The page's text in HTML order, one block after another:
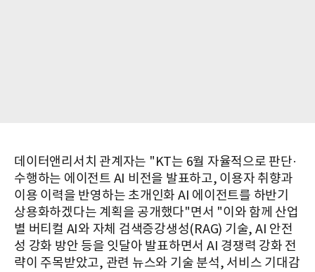
데이터앤리서치 관계자는 "KT는 6월 자율적으로 판단·
수행하는 에이전트 AI 비전을 발표하고, 이용자 취향과
이용 이력을 반영하는 초개인화 AI 에이전트를 하반기
상용화하겠다는 계획을 공개했다"면서 "이와 함께 산업
별 버티컬 AI와 자체 검색증강생성(RAG) 기술, AI 안전
성 강화 방안 등을 잇달아 발표하면서 AI 경쟁력 강화 전
략이 주목받았고, 관련 뉴스와 기술 분석, 서비스 기대감